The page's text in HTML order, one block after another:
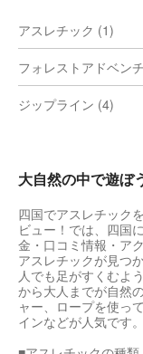
アスレチック (1)
フォレストアドベン
ジップライン (4)
大自然の中で遊ぼ
四国でアスレチック
ビュー！では、四国
金・口コミ情報・ア
アスレチックが見つ
人でも足がすくむよ
から大人までが自然
ャー、ロープを使っ
インなどが人気です。